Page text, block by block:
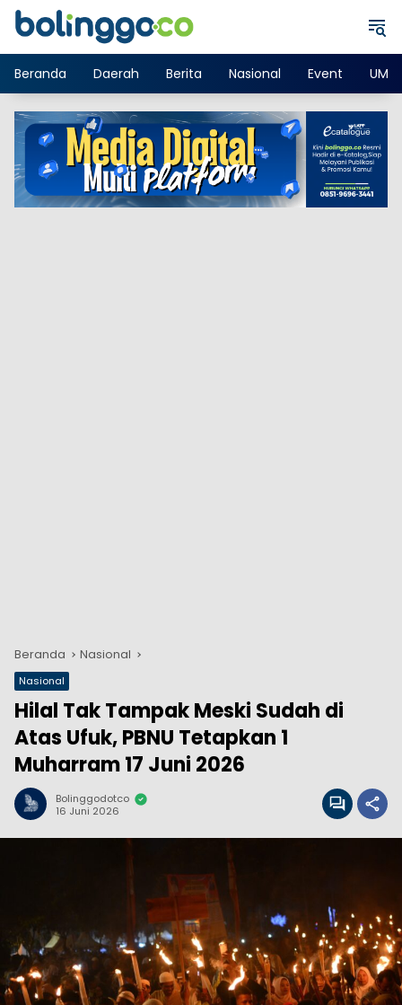
Langsung
Beranda
Daerah Berita Nasional Event
Beranda Nasional
Nasional
Hilal Tak Tampak Meski Sudah di
Atas Ufuk, PBNU Tetapkan 1
Muharram 17 Juni 2026
Bolinggodotco
16 Juni 2026